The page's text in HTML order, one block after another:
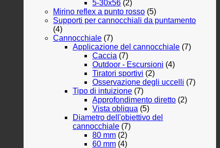
5-30x56 (2)
Mirino reflex a punto rosso (5)
Supporti per cannocchiali da puntamento
(4)
Cannocchiale (7)
Applicazione del cannocchiale (7)
Caccia (7)
Outdoor - Escursioni (4)
Tiratori sportivi (2)
Osservazione degli uccelli (7)
Tipo di intuizione (7)
Approfondimento diretto (2)
Vista obliqua (5)
Diametro dell'obiettivo del
cannocchiale (7)
80 mm (2)
60 mm (4)